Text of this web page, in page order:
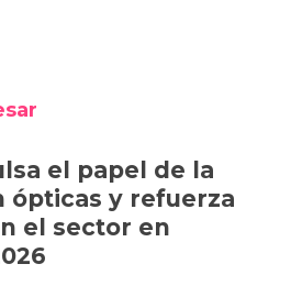
el papel de la
ópticas y refuerza
el sector en